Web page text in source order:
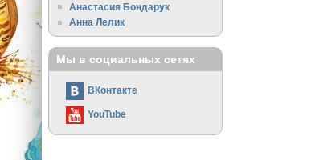
Анастасия Бондарук
Анна Лелик
Мы в социальных сетях
ВКонтакте
YouTube